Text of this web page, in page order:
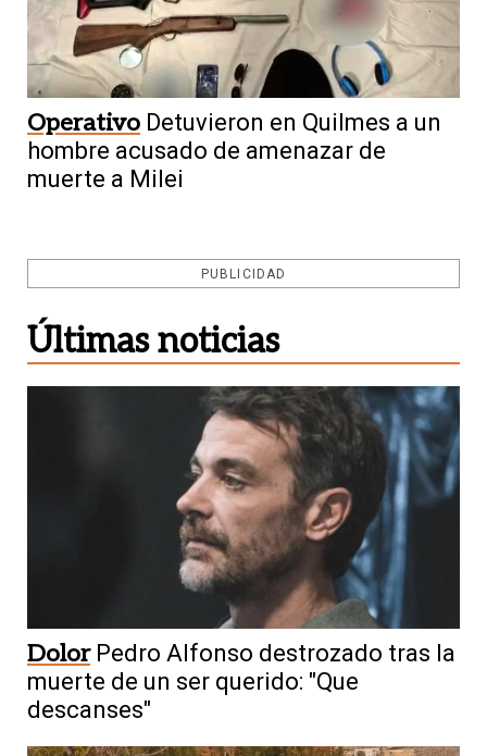
Operativo Detuvieron en Quilmes a un
hombre acusado de amenazar de
muerte a Milei
PUBLICIDAD
Últimas noticias
Dolor Pedro Alfonso destrozado tras la
muerte de un ser querido: "Que
descanses"